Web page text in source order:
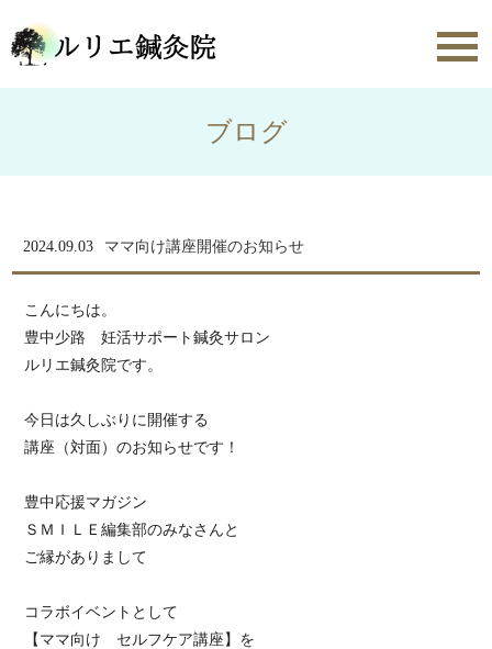
ブログ
2024.09.03 ママ向け講座開催のお知らせ
こんにちは。
豊中少路 妊活サポート鍼灸サロン
ルリエ鍼灸院です。
今日は久しぶりに開催する
講座（対面）のお知らせです！
豊中応援マガジン
ＳＭＩＬＥ編集部のみなさんと
ご縁がありまして
コラボイベントとして
【ママ向け セルフケア講座】を